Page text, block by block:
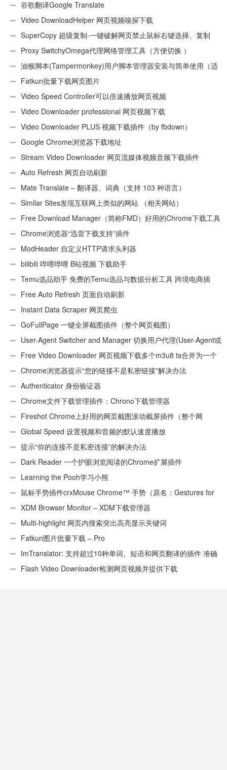
“CEX_HEADER_INVALID”的解决办法
谷歌翻译Google Translate
Video DownloadHelper 网页视频嗅探下载
SuperCopy 超级复制-一键破解网页禁止鼠标右键选择、复制
Proxy SwitchyOmega代理网络管理工具（方便切换 ）
油猴脚本(Tampermonkey)用户脚本管理器安装与简单使用（适
用Android）
Fatkun批量下载网页图片
Video Speed Controller可以倍速播放网页视频
Video Downloader professional 网页视频下载
Video Downloader PLUS 视频下载插件（by fbdown）
Google Chrome浏览器下载地址
Stream Video Downloader 网页流媒体视频音频下载插件
Auto Refresh 网页自动刷新
Mate Translate – 翻译器、词典（支持 103 种语言）
Similar Sites发现互联网上类似的网站 （相关网站）
Free Download Manager（简称FMD）好用的Chrome下载工具
插件Chrome浏览器“迅雷下载支持”插件
ModHeader 自定义HTTP请求头利器
bilibili 哔哩哔哩 B站视频 下载助手
Temu选品助手 免费的Temu选品与数据分析工具 跨境电商插
件 Free Auto Refresh 页面自动刷新
Instant Data Scraper 网页爬虫
GoFullPage 一键全屏截图插件（整个网页截图）
User-Agent Switcher and Manager 切换用户代理(User-Agent或
UA)Free Video Downloader 网页视频下载多个m3u8 ts合并为一个
ts文件Chrome浏览器提示“您的链接不是私密链接”解决办法
Authenticator 身份验证器
Chrome文件下载管理插件：Chrono下载管理器
Fireshot Chrome上好用的网页截图滚动截屏插件（整个网
页）Global Speed 设置视频和音频的默认速度播放
提示“你的连接不是私密连接”的解决办法
Dark Reader 一个护眼浏览阅读的Chrome扩展插件
Learning the Pooh学习小熊
鼠标手势插件crxMouse Chrome™ 手势（原名：Gestures for
Chrome(TM)汉化版）
XDM Browser Monitor – XDM下载管理器
Multi-highlight 网页内搜索突出高亮显示关键词
Fatkun图片批量下载 – Pro
ImTranslator: 支持超过10种单词、短语和网页翻译的插件 准确
性不错Flash Video Downloader检测网页视频并提供下载